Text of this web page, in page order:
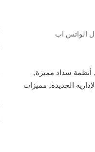
الواتس اب
, أنظمة سداد مميزة,
الجديدة, مميزات